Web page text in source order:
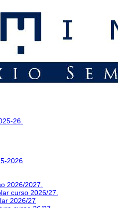
26.
2026
2026/2027.
curso 2026/27.
2026/27